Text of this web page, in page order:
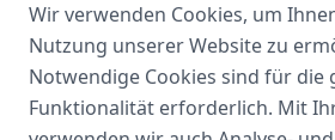
SOMA
Spezialisiert auf
Wir verwenden Cookies, um
Nutzung unserer Website zu
Notwendige Cookies sind für die
Funktionalität erforderlich. Mit